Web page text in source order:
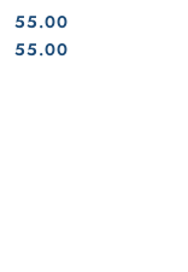
Cena:
55.00
Cena:
55.00